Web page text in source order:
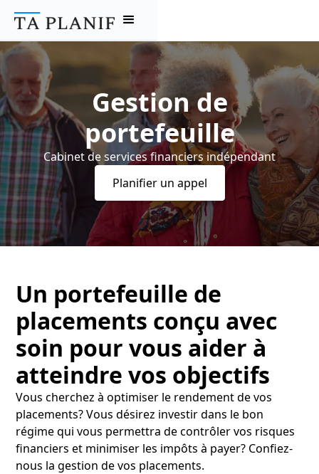
Gestion de
portefeuille
Cabinet de services financiers indépendant
Planifier un appel
Un portefeuille de
placements conçu avec
soin pour vous aider à
atteindre vos objectifs
Vous cherchez à optimiser le rendement de vos
placements? Vous désirez investir dans le bon
régime qui vous permettra de contrôler vos risques
financiers et minimiser les impôts à payer? Confiez-
nous la gestion de vos placements.